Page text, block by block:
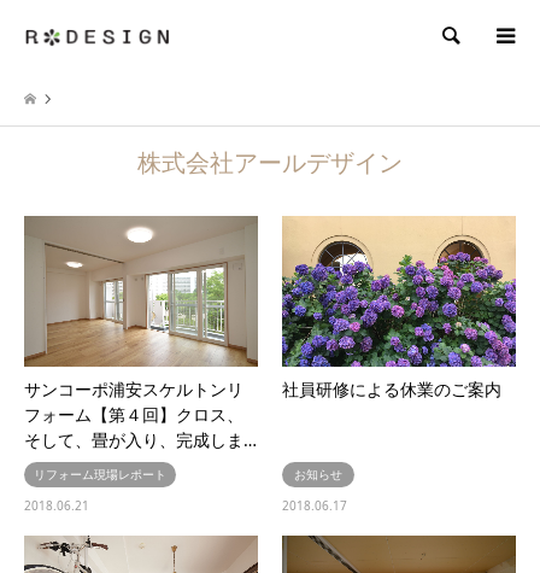
検索
株式会社アールデザイン
サンコーポ浦安スケルトンリ
フォーム【第４回】クロス、
そして、畳が入り、完成しま…
リフォーム現場レポート
2018.06.21
社員研修による休業のご案内
お知らせ
2018.06.17